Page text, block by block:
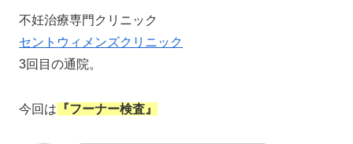
不妊治療専門クリニック
セントウィメンズクリニック
3回目の通院。
今回は 『フーナー検査』